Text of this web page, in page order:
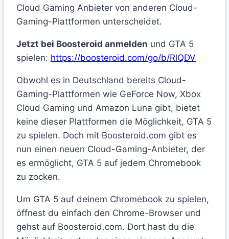
Cloud Gaming Anbieter von anderen Cloud-
Gaming-Plattformen unterscheidet.
Jetzt bei Boosteroid anmelden und GTA 5
spielen: https://boosteroid.com/go/b/RlQDV
Obwohl es in Deutschland bereits Cloud-
Gaming-Plattformen wie GeForce Now, Xbox
Cloud Gaming und Amazon Luna gibt, bietet
keine dieser Plattformen die Möglichkeit, GTA 5
zu spielen. Doch mit Boosteroid.com gibt es
nun einen neuen Cloud-Gaming-Anbieter, der
es ermöglicht, GTA 5 auf jedem Chromebook
zu zocken.
Um GTA 5 auf deinem Chromebook zu spielen,
öffnest du einfach den Chrome-Browser und
gehst auf Boosteroid.com. Dort hast du die